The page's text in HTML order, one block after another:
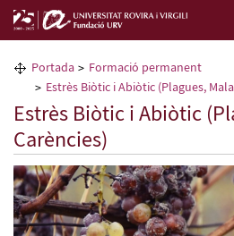
La Fundació URV
Formació permanent
Transferència de tecnologia
Seleccioneu idioma
Portada
Formació permanent
Estrès Biòtic i Abiòtic (Plagues,
Estrès Biòtic i Abiòtic
Carències)